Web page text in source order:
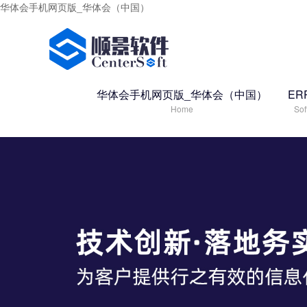
华体会手机网页版_华体会（中国）
华体会手机网页版_华体会（中国）
Home